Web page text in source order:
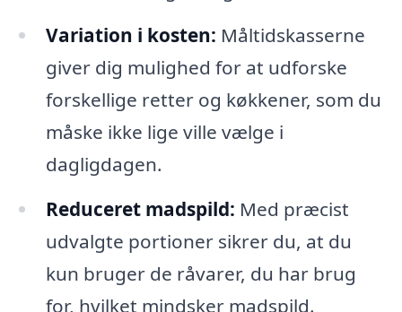
Variation i kosten: Måltidskasserne
giver dig mulighed for at udforske
forskellige retter og køkkener, som du
måske ikke lige ville vælge i
dagligdagen.
Reduceret madspild: Med præcist
udvalgte portioner sikrer du, at du
kun bruger de råvarer, du har brug
for, hvilket mindsker madspild.